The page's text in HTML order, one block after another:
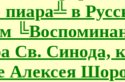
пиара╩ в
Св. Синода,
Алексея